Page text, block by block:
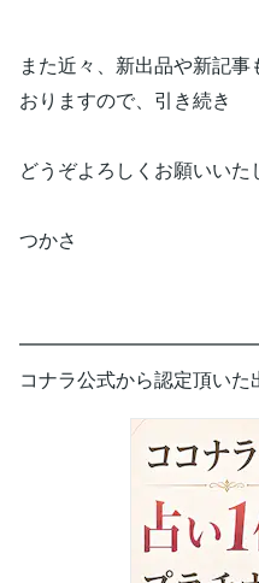
また近々、新出品や新記事
おりますので、引き続き
どうぞよろしくお願いいた
つかさ
コナラ公式から認定頂いた